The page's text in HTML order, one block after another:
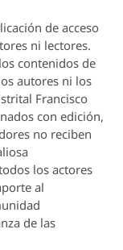
de acceso
ni lectores.
contenidos de
autores ni los
Francisco
con edición,
no reciben
los actores
al
de las